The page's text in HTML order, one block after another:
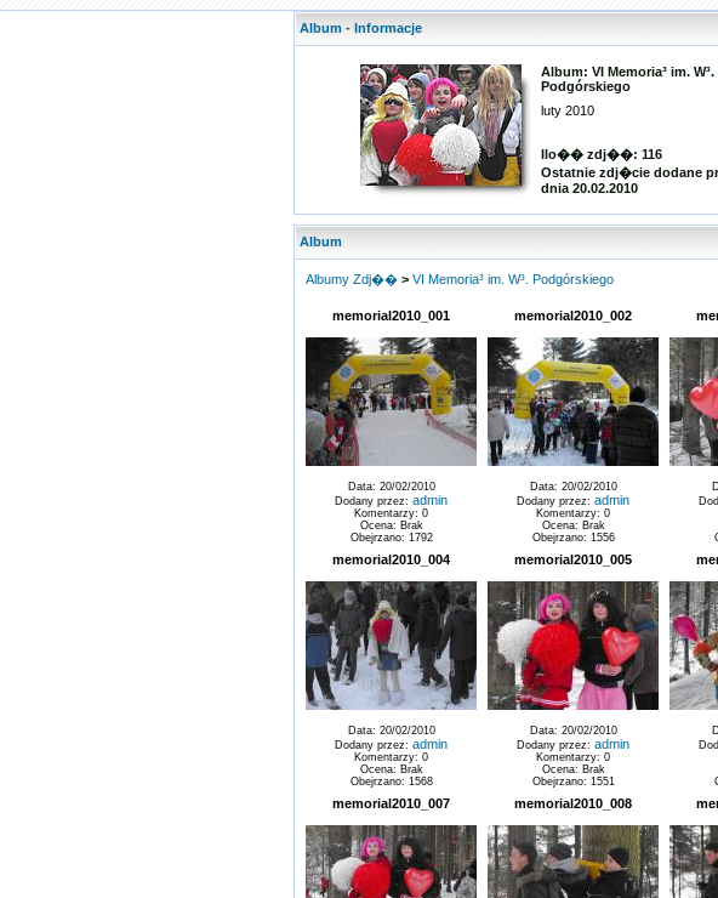
Album - Informacje
Album: VI Memoria³ im. W³.
Podgórskiego
luty 2010
Ilo�� zdj��: 116
Ostatnie zdj�cie dodane
dnia 20.02.2010
Album
Albumy Zdj�� > VI Memoria³ im. W³. Podgórskiego
memorial2010_001
Data: 20/02/2010
Dodany przez: admin
Komentarzy: 0
Ocena: Brak
Obejrzano: 1792
memorial2010_002
Data: 20/02/2010
Dodany przez: admin
Komentarzy: 0
Ocena: Brak
Obejrzano: 1556
memorial2010_004
Data: 20/02/2010
Dodany przez: admin
Komentarzy: 0
Ocena: Brak
Obejrzano: 1568
memorial2010_005
Data: 20/02/2010
Dodany przez: admin
Komentarzy: 0
Ocena: Brak
Obejrzano: 1551
memorial2010_007 memorial2010_008